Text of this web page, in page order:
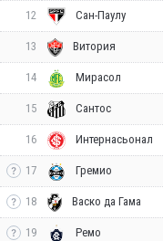
12 Сан-Паулу
13 Витория
14 Мирасол
15 Сантос
16 Интернасьонал
17 Гремио
18 Васко да Гама
19 Ремо